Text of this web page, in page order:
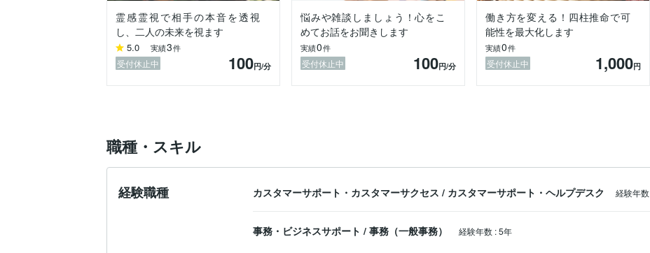
「心の一手」は、彼に連絡するような大きな行動じゃなくて大丈夫。
「今週は彼のSNSを見ない」
「自分を責める言葉をひとつやめる」
そんな小さなことから、心は立て直っていきます。
「具体的なアドバイスをもらえたので、実践して距離を縮めます」
ちなみに、なぜ占い師なのに「くま」なのかというと――
くまサンは、神棚じゃなくて、ぬいぐるみだからです。
特別な日に拝みに来る場所じゃなく、
そんな占いでありたいという意味を込めています。
そのかわり帰るときは、少しラクになった心と、
霊感霊視で相手の本音を透視
し、二人の未来を視ます
5.0 実績3件
受付休止中 100円/分
悩みや雑談しましょう！心をこ
めてお話をお聞きします
実績0件
受付休止中 100円/分
働き方を変える！四柱推命で可
能性を最大化します
実績0件
受付休止中 1,000円
職種・スキル
経験職種 カスタマーサポート・カスタマーサクセス / カスタマーサポート・ヘルプデスク 経験年数
事務・ビジネスサポート / 事務（一般事務） 経験年数 :5年